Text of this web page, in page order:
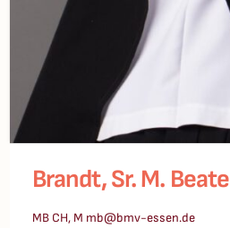
Brandt, Sr. M. Beate
MB CH, M mb@bmv-essen.de